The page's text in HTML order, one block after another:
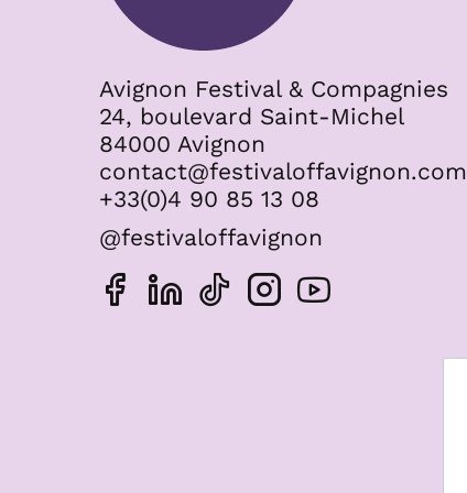
Avignon Festival & Compagnies
24, boulevard Saint-Michel
84000 Avignon
contact@festivaloffavignon.com
+33(0)4 90 85 13 08
@festivaloffavignon